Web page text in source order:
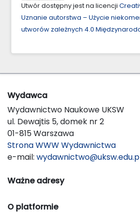
Utwór dostępny jest na licencji
Uznanie autorstwa – Użycie
utworów zależnych 4.0
Wydawca
Wydawnictwo Naukowe UKSW
ul. Dewajtis 5, domek nr 2
01-815 Warszawa
Strona WWW Wydawnictwa
e-mail:
Ważne adresy
O platformie